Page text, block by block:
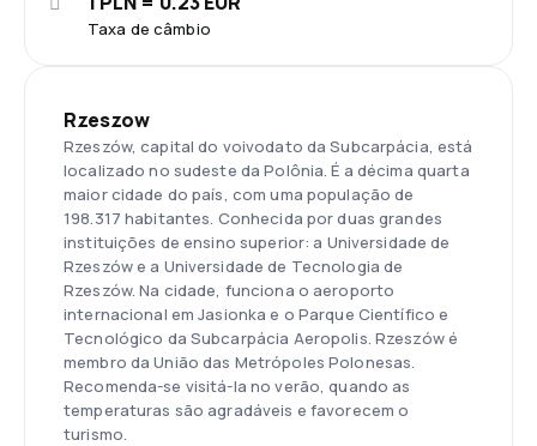
Taxa de câmbio
Rzeszow
Rzeszów, capital do voivodato da Subcarpácia, está
localizado no sudeste da Polônia. É a décima quarta
maior cidade do país, com uma população de
198.317 habitantes. Conhecida por duas grandes
instituições de ensino superior: a Universidade de
Rzeszów e a Universidade de Tecnologia de
Rzeszów. Na cidade, funciona o aeroporto
internacional em Jasionka e o Parque Científico e
Tecnológico da Subcarpácia Aeropolis. Rzeszów é
membro da União das Metrópoles Polonesas.
Recomenda-se visitá-la no verão, quando as
temperaturas são agradáveis e favorecem o
turismo.